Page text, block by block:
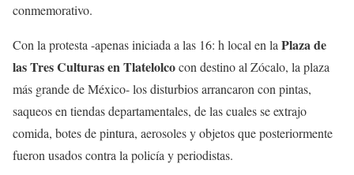
conmemorativo.
Con la protesta -apenas iniciada a las 16: h local en la Plaza de
las Tres Culturas en Tlatelolcocon destino al Zócalo, la plaza
más grande de México- los disturbios arrancaron con pintas,
saqueos en tiendas departamentales, de las cuales se extrajo
comida, botes de pintura, aerosoles y objetos que posteriormente
fueron usados contra la policía y periodistas.